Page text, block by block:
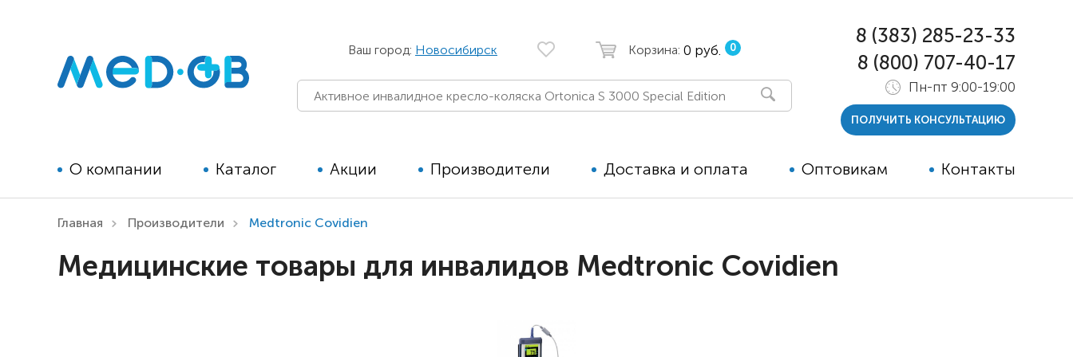
Ваш город: Новосибирск Корзина: 0 руб. 0
О компании Каталог
реабилитации для детей
Коляски для детей с ДЦП
Детские вертикализаторы
Тренажёры
Акции Производители Доставка и оплата Оптовикам Контакты
8 (383) 285-23-33
8 (800) 707-40-17
Пн-пт 9:00-19:00
ПОЛУЧИТЬ КОНСУЛЬТАЦИЮ
Главная Производители Medtronic Covidien
Медицинские товары для инвалидов Medtronic Covidien